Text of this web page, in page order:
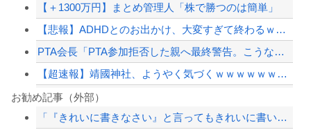
【＋1300万円】まとめ管理人「株で勝つのは簡単」
【悲報】ADHDとのお出かけ、大変すぎて終わるｗｗｗｗ
PTA会長「PTA参加拒否した親へ最終警告。こうなってもいい？」
【超速報】靖國神社、ようやく気づくｗｗｗｗｗｗｗｗｗｗ
海外では人気なのに…韓国国内で消えゆくキンパ店
【朗報】寺田心、週6ジム通いで体重62kg→82kgにwwwwwwww
お勧め記事（外部）
「『きれいに書きなさい』と言ってもきれいに書いてくれない」って、それ自体毒親の言...